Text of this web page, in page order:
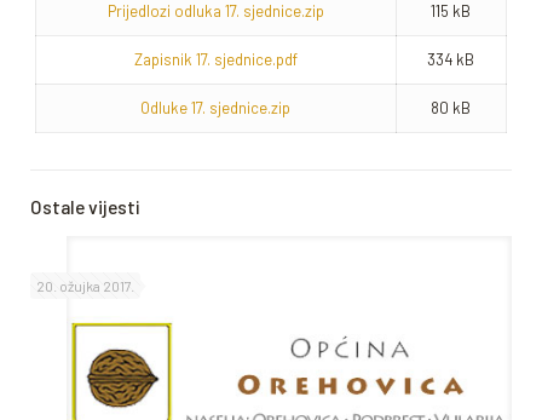
Prijedlozi odluka 17. sjednice.zip 115 kB
Zapisnik 17. sjednice.pdf 334 kB
Odluke 17. sjednice.zip 80 kB
Ostale vijesti
20. ožujka 2017.